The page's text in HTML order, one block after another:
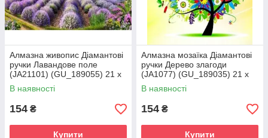
Алмазна живопис Діамантові
ручки Лавандове поле
(JA21101) (GU_189055) 21 х
25 см (Без підрамника)
В наявності
154 ₴
Купити
Алмазна мозаїка Діамантові
ручки Дерево злагоди
(JA1077) (GU_189035) 21 х
25 см (Без підрамника)
В наявності
154 ₴
Купити